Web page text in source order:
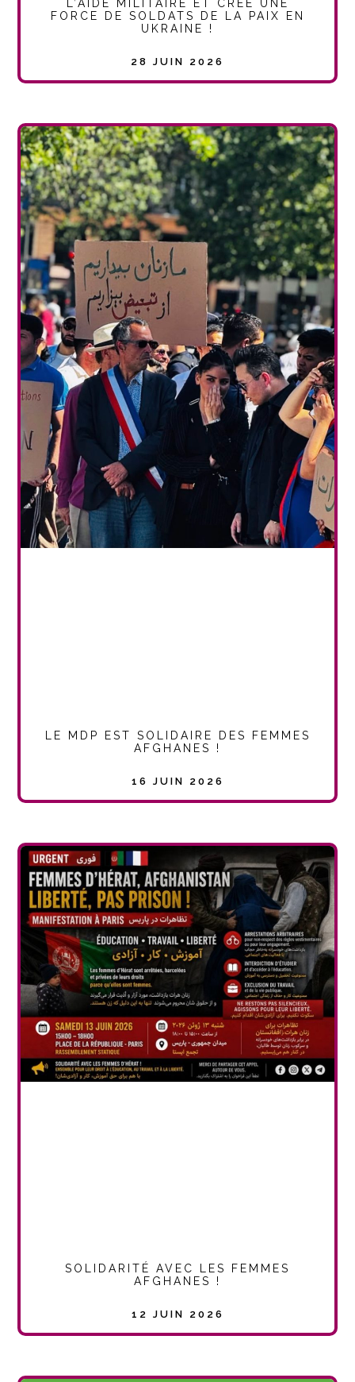
L’AIDE MILITAIRE ET CRÉE UNE
FORCE DE SOLDATS DE LA PAIX EN
UKRAINE !
28 JUIN 2026
LE MDP EST SOLIDAIRE DES FEMMES
AFGHANES !
16 JUIN 2026
SOLIDARITÉ AVEC LES FEMMES
AFGHANES !
12 JUIN 2026